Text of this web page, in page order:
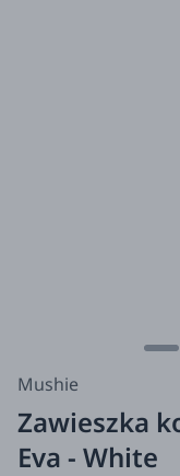
Mushie
Zawieszka
Eva - White